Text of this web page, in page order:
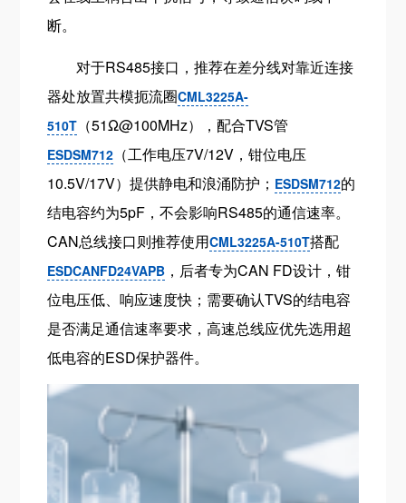
断。
对于RS485接口，推荐在差分线对靠近连接
器处放置共模扼流圈CML3225A-
510T （51Ω@100MHz），配合TVS管
ESDSM712 （工作电压7V/12V，钳位电压
10.5V/17V）提供静电和浪涌防护； ESDSM712的
结电容约为5pF，不会影响RS485的通信速率。
CAN总线接口则推荐使用CML3225A-510T搭配
ESDCANFD24VAPB ，后者专为CAN FD设计，钳
位电压低、响应速度快；需要确认TVS的结电容
是否满足通信速率要求，高速总线应优先选用超
低电容的ESD保护器件。